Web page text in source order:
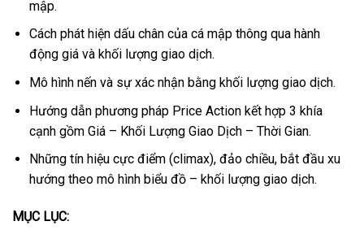
mập.
Cách phát hiện dấu chân của cá mập thông qua hành
động giá và khối lượng giao dịch.
Mô hình nến và sự xác nhận bằng khối lượng giao dịch.
Hướng dẫn phương pháp Price Action kết hợp 3 khía
cạnh gồm Giá – Khối Lượng Giao Dịch – Thời Gian.
Những tín hiệu cực điểm (climax), đảo chiều, bắt đầu xu
hướng theo mô hình biểu đồ – khối lượng giao dịch.
MỤC LỤC: